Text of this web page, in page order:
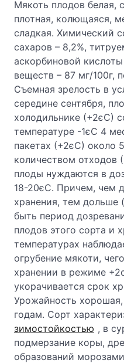
Мякоть плодов белая,
плотная, колющаяся,
сладкая. Химический
сахаров – 8,2%,
аскорбиновой
веществ – 87 мг/100г,
Съемная зрелость в
середине сентября,
холодильнике (+2єС)
температуре -1єС 4
пакетах (+2єС) около
количеством отходов
плоды нуждаются в
18-20єС. Причем, чем
хранения, тем
быть период
плодов этого сорта и
температурах
огрубение мякоти,
хранении в режиме
укорачивается срок
Урожайность
годам. Сорт
зимостойкостью , в
подмерзание коры,
образований